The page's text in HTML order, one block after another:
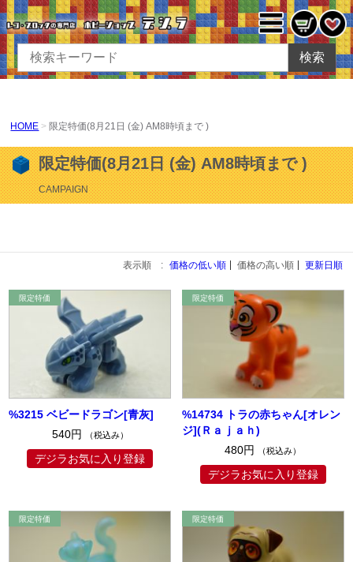
検索
HOME 限定特価(8月21日 (金) AM8時頃まで )
限定特価(8月21日 (金) AM8時頃まで )
CAMPAIGN
表示順 : 価格の低い順 価格の高い順 更新日順
%3215 ベビードラゴン[青灰]
540円
（税込み）
デジラお気に入り登録
%14734 トラの赤ちゃん[オレン
ジ](Ｒａｊａｈ)
480円
（税込み）
デジラお気に入り登録